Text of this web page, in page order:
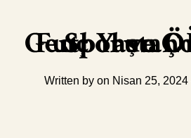
Futbol ve Çocuklar Genç Yaştan
Written by on Nisan 25, 2024